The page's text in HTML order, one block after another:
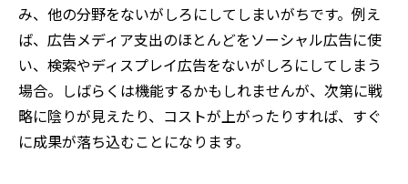
み、他の分野をないがしろにしてしまいがちです。例え
ば、広告メディア支出のほとんどをソーシャル広告に使
い、検索やディスプレイ広告をないがしろにしてしまう
場合。しばらくは機能するかもしれませんが、次第に戦
略に陰りが見えたり、コストが上がったりすれば、すぐ
に成果が落ち込むことになります。